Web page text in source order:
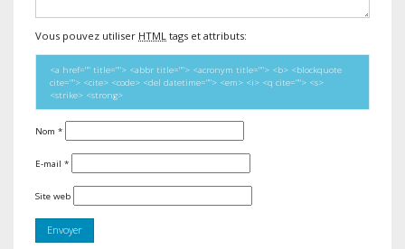
Vous pouvez utiliser HTML tags et attributs:
<a href="" title=""> <abbr title=""> <acronym title=""> <b> <blockquote
cite=""> <cite> <code> <del datetime=""> <em> <i> <q cite=""> <s>
<strike> <strong>
Nom *
E-mail *
Site web